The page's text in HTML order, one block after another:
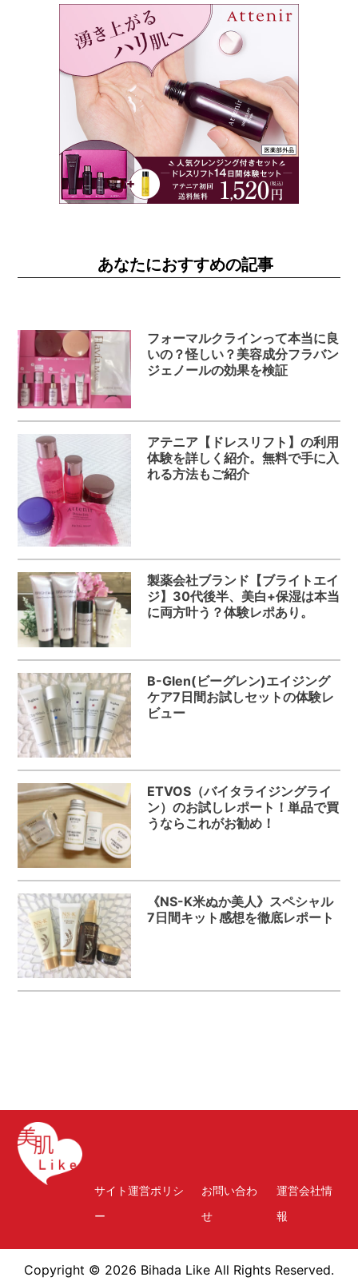
あなたにおすすめの記事
フォーマルクラインって本当に良
いの？怪しい？美容成分フラバン
ジェノールの効果を検証
アテニア【ドレスリフト】の利用
体験を詳しく紹介。無料で手に入
れる方法もご紹介
製薬会社ブランド【ブライトエイ
ジ】30代後半、美白+保湿は本当
に両方叶う？体験レポあり。
B-Glen(ビーグレン)エイジング
ケア7日間お試しセットの体験レ
ビュー
ETVOS（バイタライジングライ
ン）のお試しレポート！単品で買
うならこれがお勧め！
《NS-K米ぬか美人》スペシャル
7日間キット感想を徹底レポート
サイト運営ポリシ
ー
お問い合わ
せ
運営会社情
報
Copyright © 2026 Bihada Like All Rights Reserved.